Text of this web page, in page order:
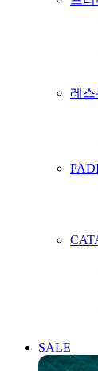
레스
SALE